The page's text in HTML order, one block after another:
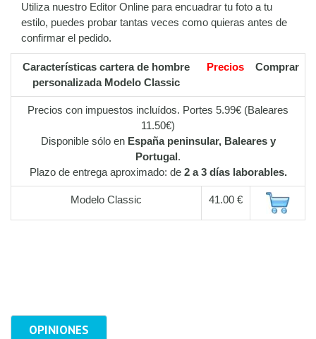
Utiliza nuestro Editor Online para encuadrar tu foto a tu
estilo, puedes probar tantas veces como quieras antes de
confirmar el pedido.
Características cartera de hombre
personalizada Modelo Classic
Precios Comprar
Precios con impuestos incluídos. Portes 5.99€ (Baleares
11.50€)
Disponible sólo en España peninsular, Baleares y
Portugal.
Plazo de entrega aproximado: de 2 a 3 días laborables.
Modelo Classic 41.00 €
OPINIONES